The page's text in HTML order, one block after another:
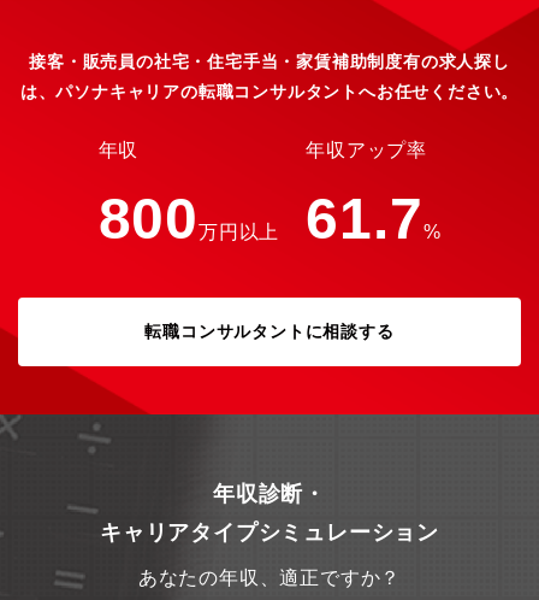
接客・販売員の社宅・住宅手当・家賃補助制度有の求人探し
は、パソナキャリアの転職コンサルタントへお任せください。
年収
800万円以上
年収アップ率
61.7%
転職コンサルタントに相談する
年収診断・
キャリアタイプシミュレーション
あなたの年収、適正ですか？